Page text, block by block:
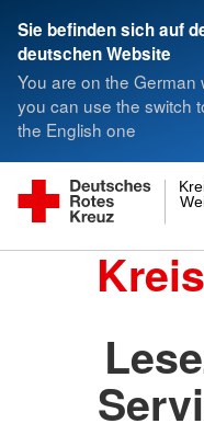
Sie befinden sich auf
deutschen Website
You are on the German
you can use the switch
the English one